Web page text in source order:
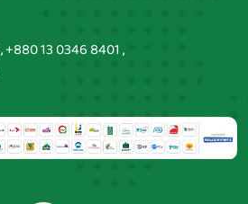
,+880 13 0346 8401,